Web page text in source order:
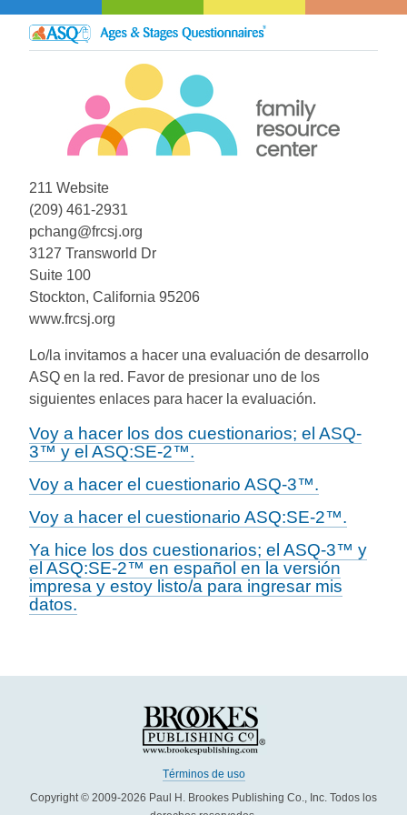
211 Website
(209) 461-2931
pchang@frcsj.org
3127 Transworld Dr
Suite 100
Stockton, California 95206
www.frcsj.org
Lo/la invitamos a hacer una evaluación de desarrollo
ASQ en la red. Favor de presionar uno de los
siguientes enlaces para hacer la evaluación.
Voy a hacer los dos cuestionarios; el ASQ-
3™ y el ASQ:SE-2™.
Voy a hacer el cuestionario ASQ-3™.
Voy a hacer el cuestionario ASQ:SE-2™.
Ya hice los dos cuestionarios; el ASQ-3™ y
el ASQ:SE-2™ en español en la versión
impresa y estoy listo/a para ingresar mis
datos.
Términos de uso
Copyright © 2009-2026 Paul H. Brookes Publishing Co., Inc. Todos los